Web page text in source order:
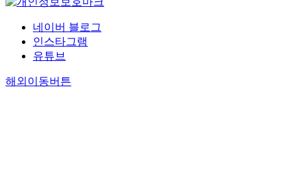
네이버 블로그
인스타그램
유튜브
해외이동버튼